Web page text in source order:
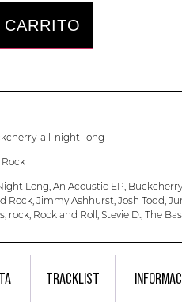
all-night-long
Rock
Long, An Acoustic EP, Buckcherry
Rock, Jimmy Ashhurst, Josh Todd,
, rock, Rock and Roll , Stevie D., The
TRACKLIST